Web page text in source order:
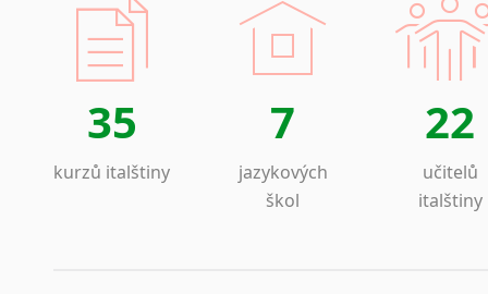
35
kurzů italštiny
7
jazykových
škol
22
učitelů
italštiny